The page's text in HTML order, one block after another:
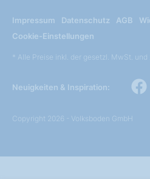
Impressum Datenschutz AGB
Cookie-Einstellungen
* Alle Preise inkl. der gesetzl. MwSt. und
Neuigkeiten & Inspiration:
Copyright 2026 - Volksboden GmbH